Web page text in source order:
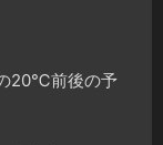
20℃前後の予